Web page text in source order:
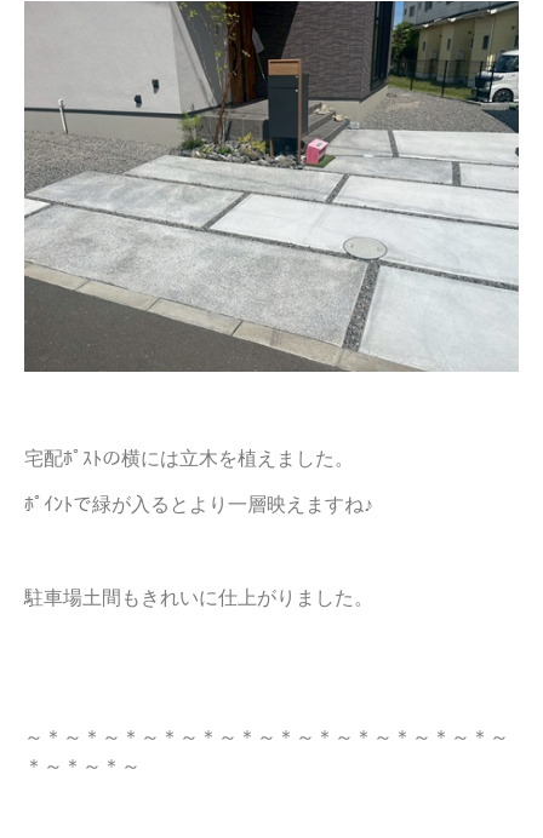
宅配ﾎﾟｽﾄの横には立木を植えました。
ﾎﾟｲﾝﾄで緑が入るとより一層映えますね♪
駐車場土間もきれいに仕上がりました。
～＊～＊～＊～＊～＊～＊～＊～＊～＊～＊～＊～＊～
＊～＊～＊～